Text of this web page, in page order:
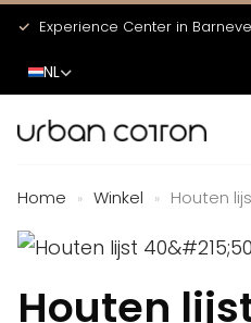
Experience Center in
NL
Home » Winkel » Houten
Houten